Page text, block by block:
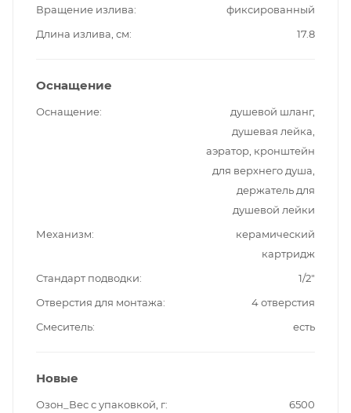
Вращение излива
фиксированный
Длина излива, см
17.8
Оснащение
Оснащение
душевой шланг,
душевая лейка,
аэратор, кронштейн
для верхнего душа,
держатель для
душевой лейки
Механизм
керамический
картридж
Стандарт подводки
1/2"
Отверстия для монтажа
4 отверстия
Смеситель
есть
Новые
Озон_Вес с упаковкой, г
6500